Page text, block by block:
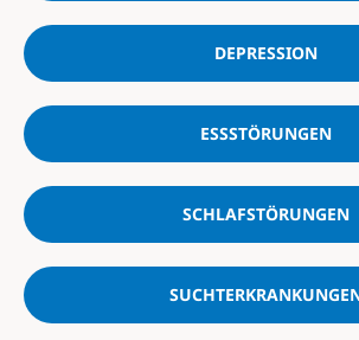
DEPRESSION
ESSSTÖRUNGEN
SCHLAFSTÖRUNGEN